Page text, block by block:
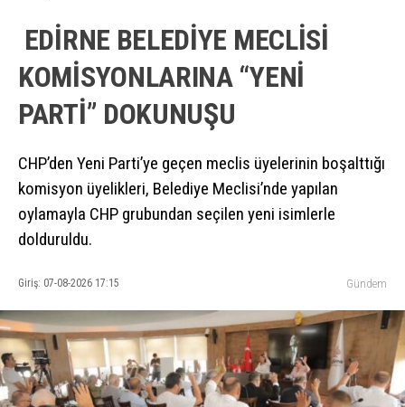
EDİRNE BELEDİYE MECLİSİ
KOMİSYONLARINA “YENİ
PARTİ” DOKUNUŞU
CHP’den Yeni Parti’ye geçen meclis üyelerinin boşalttığı
komisyon üyelikleri, Belediye Meclisi’nde yapılan
oylamayla CHP grubundan seçilen yeni isimlerle
dolduruldu.
Giriş: 07-08-2026 17:15 Gündem